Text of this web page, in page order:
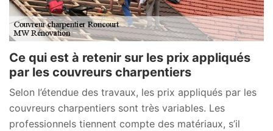
Ce qui est à retenir sur les prix appliqués
par les couvreurs charpentiers
Selon l’étendue des travaux, les prix appliqués par les
couvreurs charpentiers sont très variables. Les
professionnels tiennent compte des matériaux, s’il